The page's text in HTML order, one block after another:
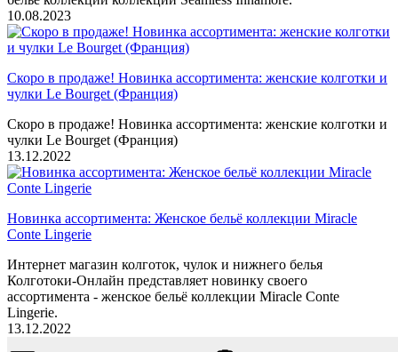
10.08.2023
Скоро в продаже! Новинка ассортимента: женские колготки и
чулки Le Bourget (Франция)
Скоро в продаже! Новинка ассортимента: женские колготки и
чулки Le Bourget (Франция)
13.12.2022
Новинка ассортимента: Женское бельё коллекции Miracle
Conte Lingerie
Интернет магазин колготок, чулок и нижнего белья
Колготоки-Онлайн представляет новинку своего
ассортимента - женское бельё коллекции Miracle Conte
Lingerie.
13.12.2022